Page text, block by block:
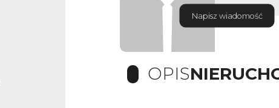
Napisz wiadomość
OPIS